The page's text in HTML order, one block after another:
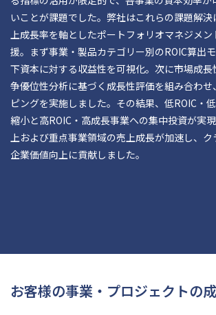
いことが課題でした。弊社はこれらの課題解決
上成長率を軸としたポートフォリオマネジメ
援。まず事業・製品カテゴリー別のROIC算出
下資本に対する収益性を可視化。次に市場成
争優位性分析に基づく成長性評価を組み合わせ
ピングを実施しました。その結果、低ROIC・
縮小と高ROIC・高成長事業への集中投資が実
上および重点事業領域の売上成長が加速し、
企業価値向上に貢献しました。
お客様の事業・プロジェクトの